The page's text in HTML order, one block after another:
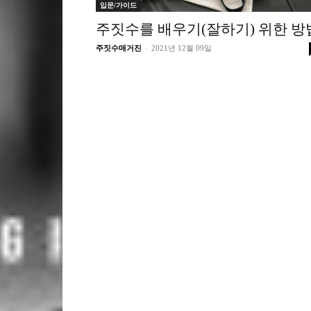
입문/가이드
주짓수를 배우기(잘하기) 위한 방
주짓수매거진 - 2021년 12월 09일